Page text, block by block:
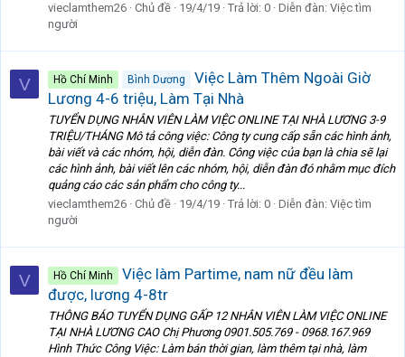
vieclamthem26 Chủ đề 19/4/19 Trả lời: 0 Diễn đàn: Việc tìm
người
V Hồ Chí Minh Bình Dương
Việc Làm Thêm Ngoài Giờ
Lương 4-6 triệu, Làm Tại Nhà
TUYỂN DỤNG NHÂN VIÊN LÀM VIỆC ONLINE TẠI NHÀ LƯƠNG 3-9
TRIỆU/THÁNG Mô tả công việc: Công ty cung cấp sẵn các hình ảnh,
bài viết và các nhóm, hội, diễn đàn. Công việc của bạn là chia sẽ lại
các hình ảnh, bài viết lên các nhóm, hội, diễn đàn đó nhằm mục đích
quảng cáo các sản phẩm cho công ty...
vieclamthem26 Chủ đề 19/4/19 Trả lời: 0 Diễn đàn: Việc tìm
người
V Hồ Chí Minh
Việc làm Partime, nam nữ đều làm
được, lương 4-8tr
THÔNG BÁO TUYỂN DỤNG GẤP 12 NHÂN VIÊN LÀM VIỆC ONLINE
TẠI NHÀ LƯƠNG CAO Chị Phương 0901.505.769 - 0968.167.969
Hình Thức Công Việc: Làm bán thời gian, làm thêm tại nhà, làm